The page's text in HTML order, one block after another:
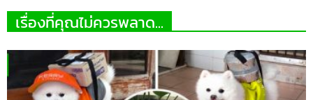
เรื่องที่คุณไม่ควรพลาด...